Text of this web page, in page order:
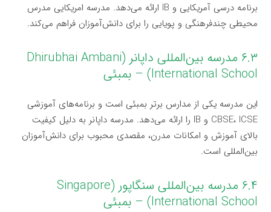
برنامه درسی آمریکایی و IB ارائه می‌دهد. مدرسه امریکایی مدرس
محیطی چندفرهنگی و پویایی را برای دانش‌آموزان فراهم می‌کند.
۶.۳ مدرسه بین‌المللی داپانر (Dhirubhai Ambani
International School) – بمبئی
این مدرسه یکی از مدارس برتر بمبئی است و برنامه‌های آموزشی
CBSE، ICSE و IB را ارائه می‌دهد. مدرسه داپانر به دلیل کیفیت
بالای آموزش و امکانات مدرن، مقصدی محبوب برای دانش‌آموزان
بین‌المللی است.
۶.۴ مدرسه بین‌المللی سنگاپور (Singapore
International School) – بمبئی